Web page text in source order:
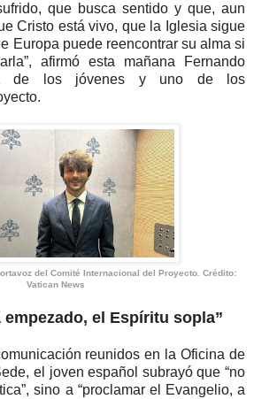
que busca sentido y que, aun
Cristo está vivo, que la Iglesia sigue
Europa puede reencontrar su alma si
afirmó esta mañana Fernando
de los jóvenes y uno de los
del Comité Internacional del Proyecto. Crédito:
Vatican News
el Espíritu sopla”
reunidos en la Oficina de
el joven español subrayó que “no
sino a “proclamar el Evangelio, a